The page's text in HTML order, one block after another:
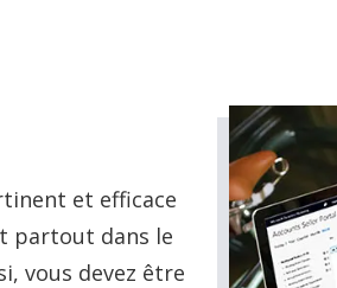
et efficace
partout dans le
vous devez être